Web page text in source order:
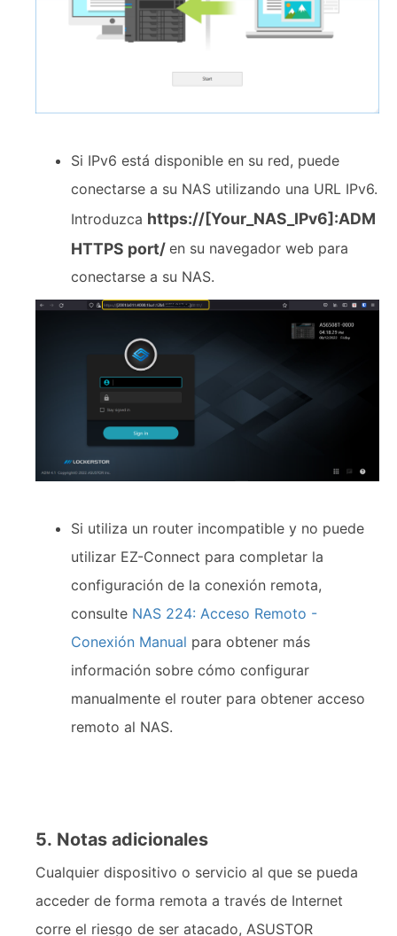
Si IPv6 está disponible en su red, puede
conectarse a su NAS utilizando una URL IPv6.
Introduzca https://[Your_NAS_IPv6]:ADM
HTTPS port/ en su navegador web para
conectarse a su NAS.
Si utiliza un router incompatible y no puede
utilizar EZ-Connect para completar la
configuración de la conexión remota,
consulte NAS 224: Acceso Remoto -
Conexión Manual para obtener más
información sobre cómo configurar
manualmente el router para obtener acceso
remoto al NAS.
5. Notas adicionales
Cualquier dispositivo o servicio al que se pueda
acceder de forma remota a través de Internet
corre el riesgo de ser atacado, ASUSTOR